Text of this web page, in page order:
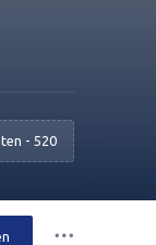
- 520